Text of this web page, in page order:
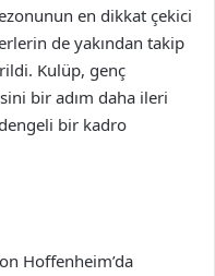
en dikkat çekici
de yakından takip
Kulüp, genç
bir adım daha ileri
bir kadro
Hoffenheim’da